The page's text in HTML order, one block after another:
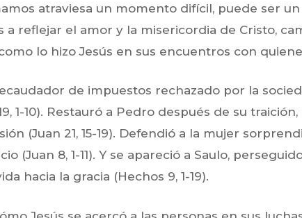
atraviesa un momento difícil, puede ser
a reflejar el amor y la misericordia de Cristo,
lo hizo Jesús en sus encuentros con
de impuestos rechazado por la
1-10). Restauró a Pedro después de su
(Juan 21, 15-19). Defendió a la mujer
(Juan 8, 1-11). Y se apareció a Saulo,
hacia la gracia (Hechos 9, 1-19).